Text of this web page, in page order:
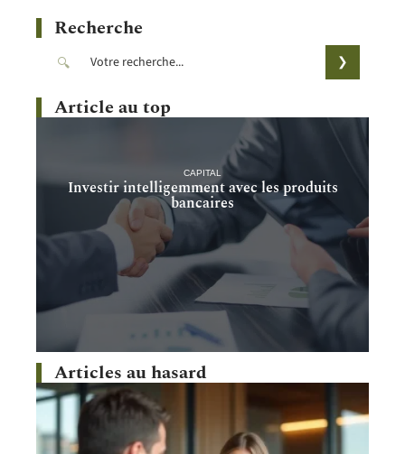
Recherche
Article au top
CAPITAL
Investir intelligemment avec les produits
bancaires
Articles au hasard